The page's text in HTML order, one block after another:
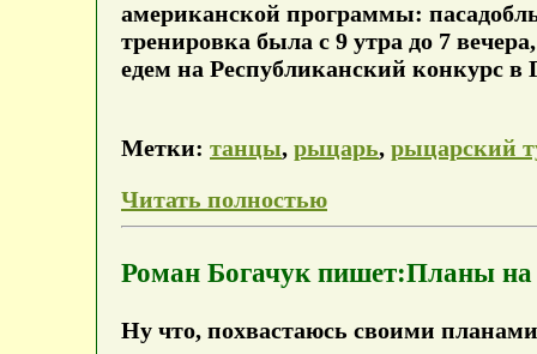
американской программы:
тренировка была с 9 утра до 7
едем на Республиканский конкурс в
Метки: танцы, рыцарь, рыцарский
Читать полностью
Роман Богачук пишет:Планы на
Ну что, похвастаюсь своими